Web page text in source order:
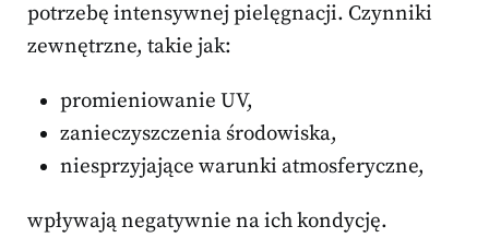
potrzebę intensywnej pielęgnacji. Czynniki
zewnętrzne, takie jak:
promieniowanie UV,
zanieczyszczenia środowiska,
niesprzyjające warunki atmosferyczne,
wpływają negatywnie na ich kondycję.